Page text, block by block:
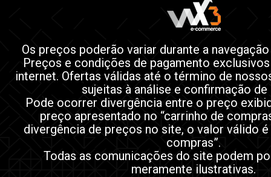
Os preços poderão variar durante a
Preços e condições de pagamento
internet. Ofertas válidas até o término de
sujeitas à análise e confirmação de
Pode ocorrer divergência entre o preço
preço apresentado no “carrinho de
divergência de preços no site, o valor válido é
compras”.
Todas as comunicações do site podem
meramente ilustrativas.